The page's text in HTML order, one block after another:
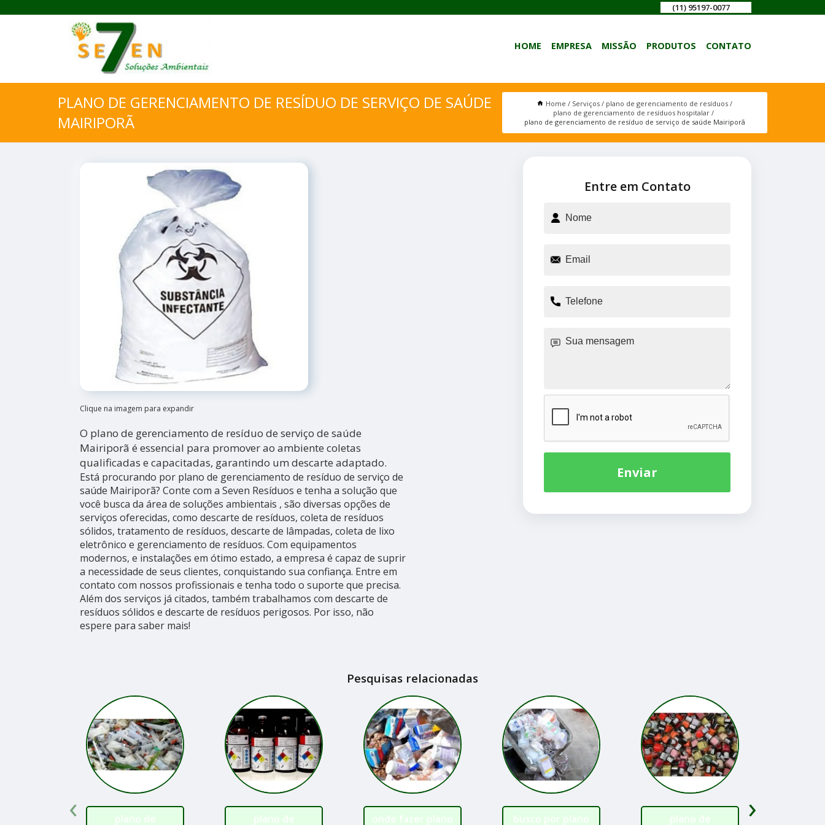
(11) 95197-0077
HOME EMPRESA MISSÃO PRODUTOS CONTATO
PLANO DE GERENCIAMENTO DE RESÍDUO DE SERVIÇO DE SAÚDE
MAIRIPORÃ
Home Serviços
plano de gerenciamento de resíduos
plano de gerenciamento de resíduos hospitalar
plano de gerenciamento de resíduo de serviço de saúde Mairiporã
Clique na imagem para expandir
O plano de gerenciamento de resíduo de serviço de saúde
Mairiporã é essencial para promover ao ambiente coletas
qualificadas e capacitadas, garantindo um descarte adaptado.
Está procurando por plano de gerenciamento de resíduo de serviço de
saúde Mairiporã? Conte com a Seven Resíduos e tenha a solução que
você busca da área de soluções ambientais , são diversas opções de
serviços oferecidas, como descarte de resíduos, coleta de resíduos
sólidos, tratamento de resíduos, descarte de lâmpadas, coleta de lixo
eletrônico e gerenciamento de resíduos. Com equipamentos
modernos, e instalações em ótimo estado, a empresa é capaz de suprir
a necessidade de seus clientes, conquistando sua confiança. Entre em
contato com nossos profissionais e tenha todo o suporte que precisa.
Além dos serviços já citados, também trabalhamos com descarte de
resíduos sólidos e descarte de resíduos perigosos. Por isso, não
espere para saber mais!
Entre em Contato
Enviar
Pesquisas relacionadas
plano de
plano de
onde fazer plano
busco por plano
plano de
‹ ›